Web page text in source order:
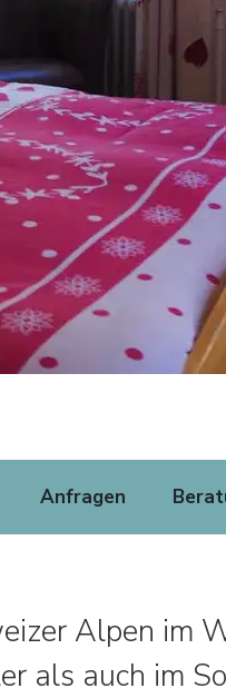
Anfragen
Alpen im
als auch im